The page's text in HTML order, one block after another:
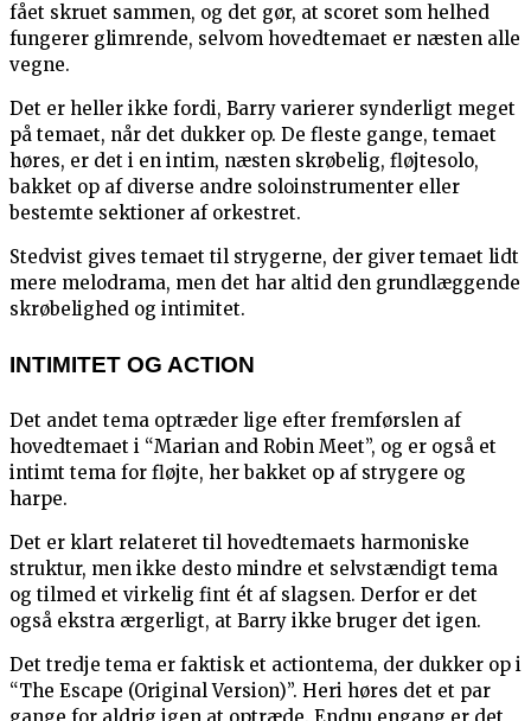
fået skruet sammen, og det gør, at scoret som helhed
fungerer glimrende, selvom hovedtemaet er næsten alle
vegne.
Det er heller ikke fordi, Barry varierer synderligt meget
på temaet, når det dukker op. De fleste gange, temaet
høres, er det i en intim, næsten skrøbelig, fløjtesolo,
bakket op af diverse andre soloinstrumenter eller
bestemte sektioner af orkestret.
Stedvist gives temaet til strygerne, der giver temaet lidt
mere melodrama, men det har altid den grundlæggende
skrøbelighed og intimitet.
INTIMITET OG ACTION
Det andet tema optræder lige efter fremførslen af
hovedtemaet i “Marian and Robin Meet”, og er også et
intimt tema for fløjte, her bakket op af strygere og
harpe.
Det er klart relateret til hovedtemaets harmoniske
struktur, men ikke desto mindre et selvstændigt tema
og tilmed et virkelig fint ét af slagsen. Derfor er det
også ekstra ærgerligt, at Barry ikke bruger det igen.
Det tredje tema er faktisk et actiontema, der dukker op i
“The Escape (Original Version)”. Heri høres det et par